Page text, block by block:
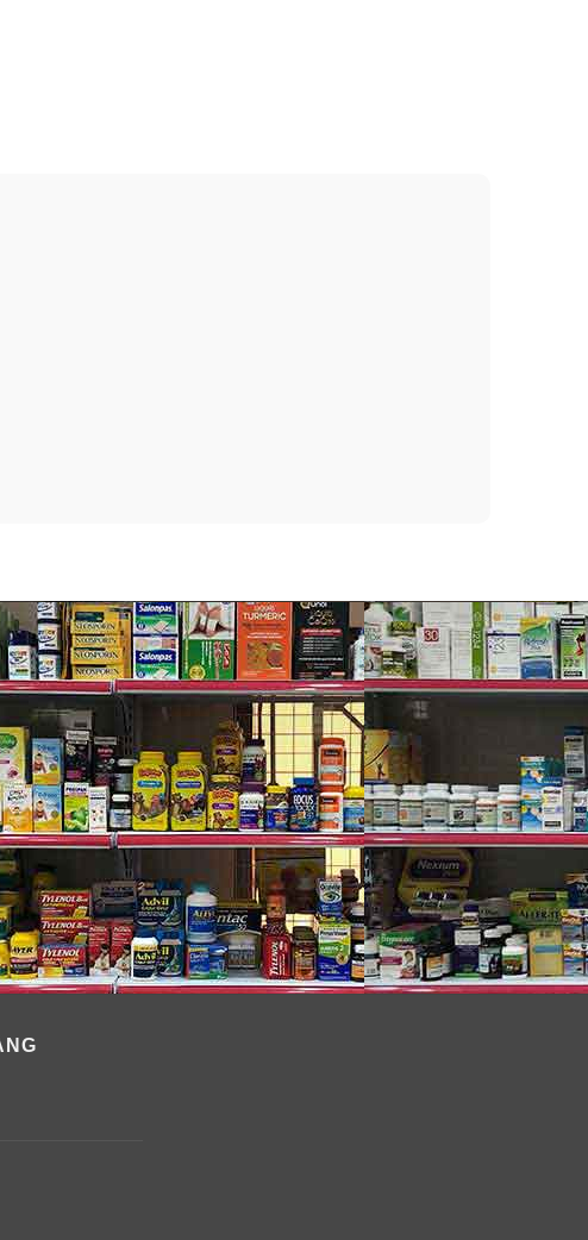
bao quanh, cho bạn thao tác linh hoạt và dể dàng khi
được sự tin tưởng của người tiêu dùng nhiều nước
Gillette luôn đặt ra mục tiêu phát triển lớn mạnh